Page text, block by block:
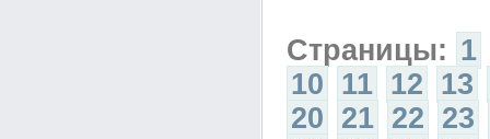
Страницы: 1
10 11 12 13
20 21 22 23